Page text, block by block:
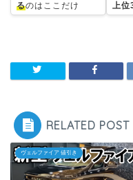
るのはここだけ
上位
RELATED POST
ヴェルファイア 値引き